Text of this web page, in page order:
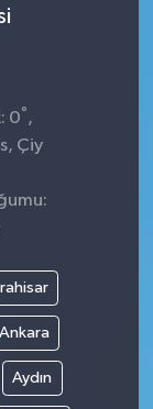
0° ,
Çiy
Ankara
Aydın